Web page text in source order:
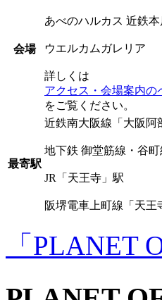
会場
あべのハルカス 近鉄本
ウエルカムガレリア
詳しくは
アクセス・会場案内の
をご覧ください。
最寄駅
近鉄南大阪線「大阪阿
地下鉄 御堂筋線・谷
JR「天王寺」駅
阪堺電車上町線「天王
「PLANET